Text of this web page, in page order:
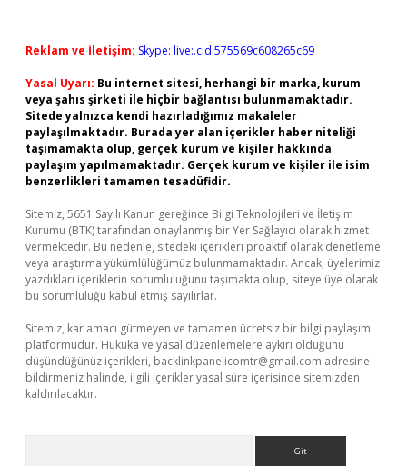
Reklam ve İletişim: Skype: live:.cid.575569c608265c69
Yasal Uyarı: Bu internet sitesi, herhangi bir marka, kurum
veya şahıs şirketi ile hiçbir bağlantısı bulunmamaktadır.
Sitede yalnızca kendi hazırladığımız makaleler
paylaşılmaktadır. Burada yer alan içerikler haber niteliği
taşımamakta olup, gerçek kurum ve kişiler hakkında
paylaşım yapılmamaktadır. Gerçek kurum ve kişiler ile isim
benzerlikleri tamamen tesadüfidir.
Sitemiz, 5651 Sayılı Kanun gereğince Bilgi Teknolojileri ve İletişim
Kurumu (BTK) tarafından onaylanmış bir Yer Sağlayıcı olarak hizmet
vermektedir. Bu nedenle, sitedeki içerikleri proaktif olarak denetleme
veya araştırma yükümlülüğümüz bulunmamaktadır. Ancak, üyelerimiz
yazdıkları içeriklerin sorumluluğunu taşımakta olup, siteye üye olarak
bu sorumluluğu kabul etmiş sayılırlar.
Sitemiz, kar amacı gütmeyen ve tamamen ücretsiz bir bilgi paylaşım
platformudur. Hukuka ve yasal düzenlemelere aykırı olduğunu
düşündüğünüz içerikleri, backlinkpanelicomtr@gmail.com adresine
bildirmeniz halinde, ilgili içerikler yasal süre içerisinde sitemizden
kaldırılacaktır.